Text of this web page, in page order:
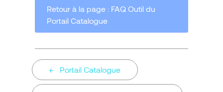
Retour à la page : FAQ Outil du
Portail Catalogue
Portail Catalogue